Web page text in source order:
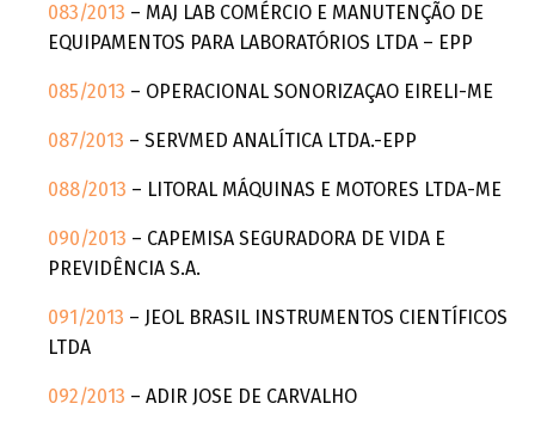
083/2013 – MAJ LAB COMÉRCIO E MANUTENÇÃO DE
EQUIPAMENTOS PARA LABORATÓRIOS LTDA – EPP
085/2013 – OPERACIONAL SONORIZAÇAO EIRELI-ME
087/2013 – SERVMED ANALÍTICA LTDA.-EPP
088/2013 – LITORAL MÁQUINAS E MOTORES LTDA-ME
090/2013 – CAPEMISA SEGURADORA DE VIDA E
PREVIDÊNCIA S.A.
091/2013 – JEOL BRASIL INSTRUMENTOS CIENTÍFICOS
LTDA
092/2013 – ADIR JOSE DE CARVALHO